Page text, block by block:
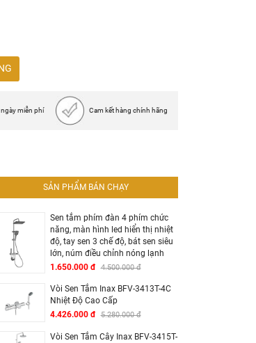
miễn phí Cam kết hàng chính hãng
SẢN PHẨM BÁN CHẠY
Sen tắm phím đàn 4 phím chức
năng, màn hình led hiển thị nhiệt
độ, tay sen 3 chế độ, bát sen siêu
lớn, núm điều chỉnh nóng lạnh
1.650.000 đ 4.500.000 đ
Vòi Sen Tắm Inax BFV-3413T-4C
Nhiệt Độ Cao Cấp
4.426.000 đ 5.280.000 đ
Vòi Sen Tắm Cây Inax BFV-3415T-